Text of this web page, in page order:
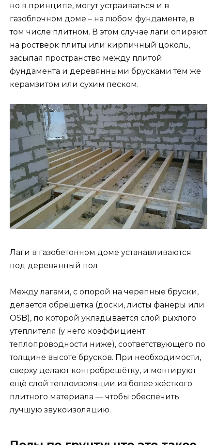
но в принципе, могут устраиваться и в
газоблочном доме – на любом фундаменте, в
том числе плитном. В этом случае лаги опирают
на ростверк плиты или кирпичный цоколь,
засыпая пространство между плитой
фундамента и деревянными брусками тем же
керамзитом или сухим песком.
Лаги в газобетонном доме устанавливаются
под деревянный пол
Между лагами, с опорой на черепные бруски,
делается обрешётка (доски, листы фанеры или
OSB), по которой укладывается слой рыхлого
утеплителя (у него коэффициент
теплопроводности ниже), соответствующего по
толщине высоте брусков. При необходимости,
сверху делают контробрешётку, и монтируют
ещё слой теплоизоляции из более жёсткого
плитного материала — чтобы обеспечить
лучшую звукоизоляцию.